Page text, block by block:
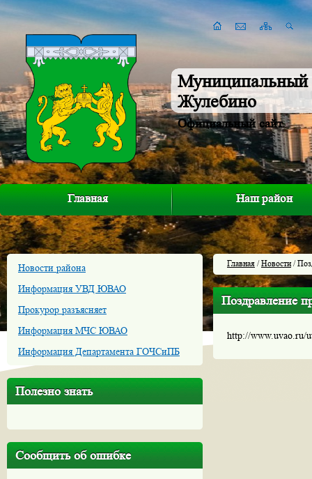
Муниципальный
Жулебино
Официальный сайт
Главная Наш район
Новости района
Информация УВД ЮВАО
Прокурор разъясняет
Информация МЧС ЮВАО
Информация Департамента ГОЧСиПБ
Полезно знать
Сообщить об ошибке
Главная /Новости/
Поздравление
http://www.uvao.ru/